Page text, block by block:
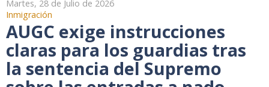
Martes, 28 de Julio de 2026
Inmigración
AUGC exige instrucciones
claras para los guardias tras
la sentencia del Supremo